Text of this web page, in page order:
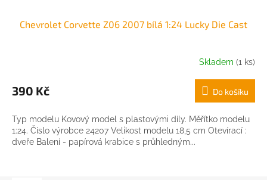
Chevrolet Corvette Z06 2007 bílá 1:24 Lucky Die Cast
Skladem (1 ks)
390 Kč Do košíku
Typ modelu Kovový model s plastovými díly. Měřítko modelu
1:24. Číslo výrobce 24207 Velikost modelu 18,5 cm Otevírací :
dveře Balení - papírová krabice s průhledným...